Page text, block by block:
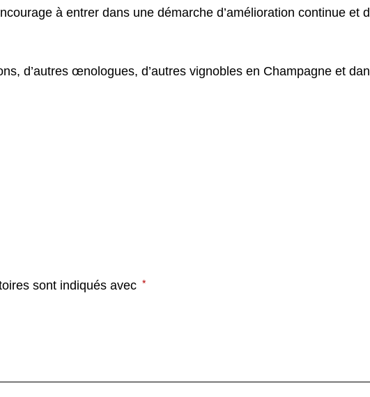
à entrer dans une démarche d’amélioration continue et
d’autres œnologues, d’autres vignobles en Champagne et
sont indiqués avec *